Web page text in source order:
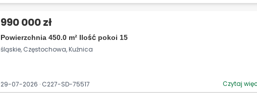
990 000 zł
Powierzchnia 450.0 m² Ilość pokoi 15
śląskie, Częstochowa, Kuźnica
29-07-2026 · C227-SD-75517 Czytaj